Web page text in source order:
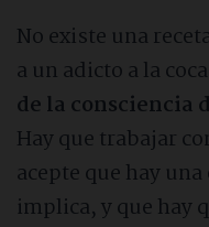
No existe una
a un adicto a la
de la consciencia
Hay que trabajar
acepte que hay
implica, y que hay